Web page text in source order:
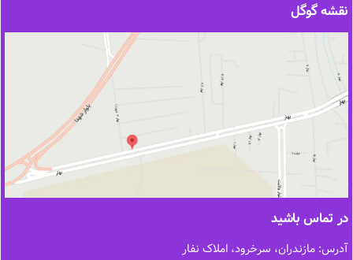
نقشه گوگل
در تماس باشید
آدرس: مازندران، سرخرود، املاک نفار